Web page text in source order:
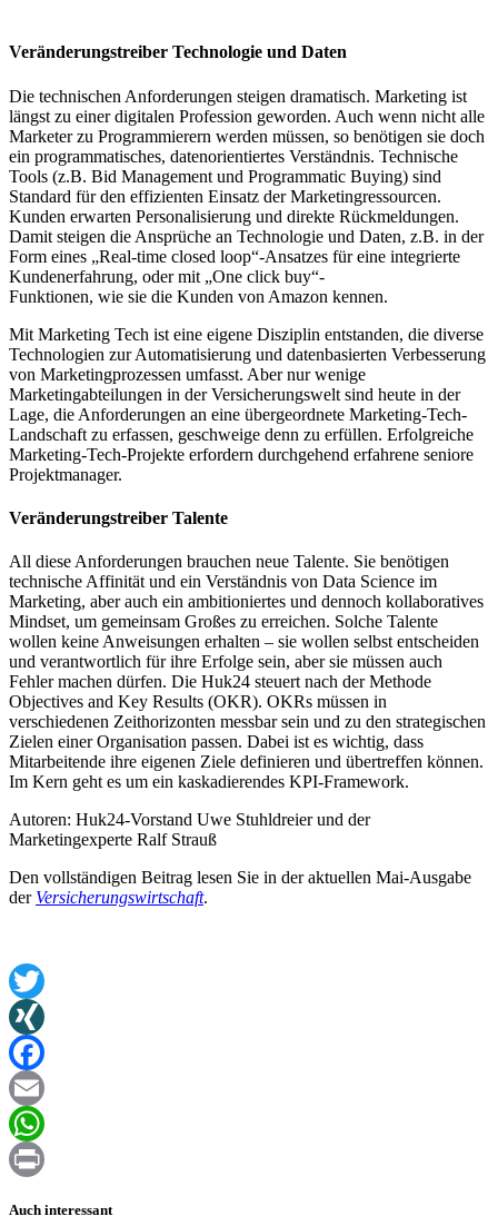
Veränderungstreiber Technologie und Daten
Die technischen Anforderungen steigen dramatisch. Marketing ist
längst zu einer digitalen Profession geworden. Auch wenn nicht alle
Marketer zu Programmierern werden müssen, so benötigen sie doch
ein programmatisches, datenorientiertes Verständnis. Technische
Tools (z.B. Bid Management und Programmatic Buying) sind
Standard für den effizienten Einsatz der Marketingressourcen.
Kunden erwarten Personalisierung und direkte Rückmeldungen.
Damit steigen die Ansprüche an Technologie und Daten, z.B. in der
Form eines „Real-time closed loop“-Ansatzes für eine integrierte
Kundenerfahrung, oder mit „One click buy“-
Funktionen, wie sie die Kunden von Amazon kennen.
Mit Marketing Tech ist eine eigene Disziplin entstanden, die diverse
Technologien zur Automatisierung und datenbasierten Verbesserung
von Marketingprozessen umfasst. Aber nur wenige
Marketingabteilungen in der Versicherungswelt sind heute in der
Lage, die Anforderungen an eine übergeordnete Marketing-Tech-
Landschaft zu erfassen, geschweige denn zu erfüllen. Erfolgreiche
Marketing-Tech-Projekte erfordern durchgehend erfahrene seniore
Projektmanager.
Veränderungstreiber Talente
All diese Anforderungen brauchen neue Talente. Sie benötigen
technische Affinität und ein Verständnis von Data Science im
Marketing, aber auch ein ambitioniertes und dennoch kollaboratives
Mindset, um gemeinsam Großes zu erreichen. Solche Talente
wollen keine Anweisungen erhalten – sie wollen selbst entscheiden
und verantwortlich für ihre Erfolge sein, aber sie müssen auch
Fehler machen dürfen. Die Huk24 steuert nach der Methode
Objectives and Key Results (OKR). OKRs müssen in
verschiedenen Zeithorizonten messbar sein und zu den strategischen
Zielen einer Organisation passen. Dabei ist es wichtig, dass
Mitarbeitende ihre eigenen Ziele definieren und übertreffen können.
Im Kern geht es um ein kaskadierendes KPI-Framework.
Autoren: Huk24-Vorstand Uwe Stuhldreier und der
Marketingexperte Ralf Strauß
Den vollständigen Beitrag lesen Sie in der aktuellen Mai-Ausgabe
der Versicherungswirtschaft.
Twitter
XING
Facebook
Email
WhatsApp
Auch interessant